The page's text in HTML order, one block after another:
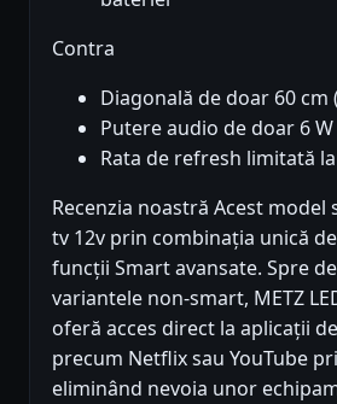
Contra
Diagonală de doar 60 cm
Putere audio de doar 6 W
Rata de refresh limitată
Recenzia noastră Acest model
tv 12v prin combinația unică
funcții Smart avansate. Spre
variantele non-smart, METZ
oferă acces direct la aplicații
precum Netflix sau YouTube
eliminând nevoia unor